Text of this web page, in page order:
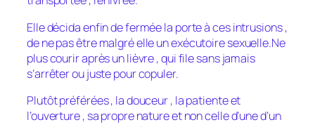
Elle décida enfin de fermée la porte à ces intrusions ,
de ne pas être malgré elle un exécutoire sexuelle.Ne
plus courir après un lièvre , qui file sans jamais
s’arrêter ou juste pour copuler.
Plutôt préférées , la douceur , la patiente et
l’ouverture , sa propre nature et non celle d’une d’un